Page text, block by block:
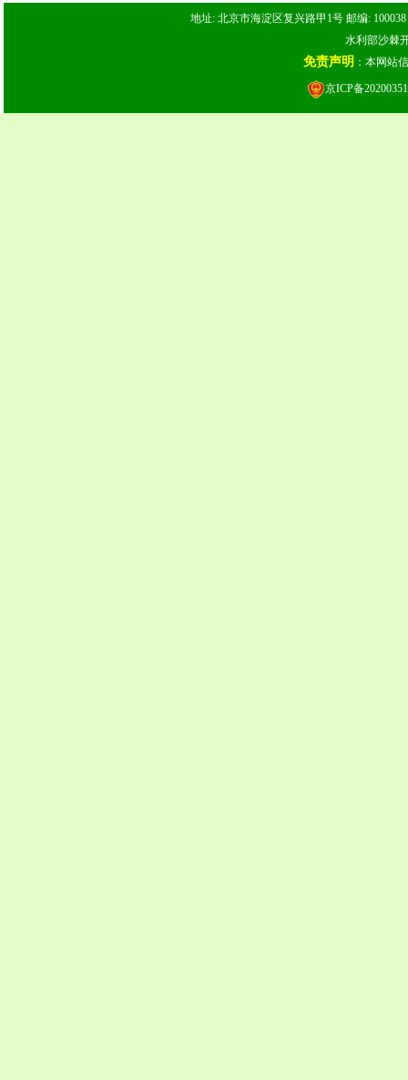
地址: 北京市海淀区复兴路甲1号 邮编:
水利部沙棘
免责声明 ：本网站
京ICP备